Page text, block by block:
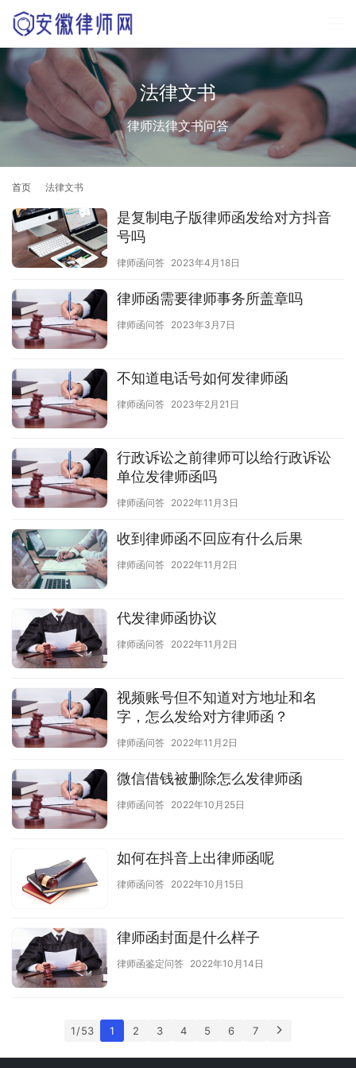
法律文书
律师法律文书问答
首页 法律文书
是复制电子版律师函发给对方抖音
号吗
律师函问答 2023年4月18日
律师函需要律师事务所盖章吗
律师函问答 2023年3月7日
不知道电话号如何发律师函
律师函问答 2023年2月21日
行政诉讼之前律师可以给行政诉讼
单位发律师函吗
律师函问答 2022年11月3日
收到律师函不回应有什么后果
律师函问答 2022年11月2日
代发律师函协议
律师函问答 2022年11月2日
视频账号但不知道对方地址和名
字，怎么发给对方律师函？
律师函问答 2022年11月2日
微信借钱被删除怎么发律师函
律师函问答 2022年10月25日
如何在抖音上出律师函呢
律师函问答 2022年10月15日
律师函封面是什么样子
律师函鉴定问答 2022年10月14日
1 / 53 1 2 3 4 5 6 7